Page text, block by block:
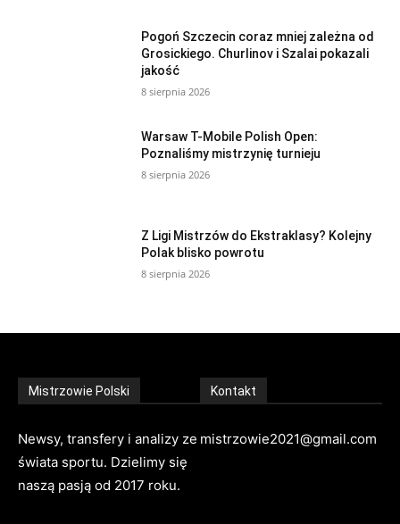
Pogoń Szczecin coraz mniej zależna od
Grosickiego. Churlinov i Szalai pokazali
jakość
8 sierpnia 2026
Warsaw T-Mobile Polish Open:
Poznaliśmy mistrzynię turnieju
8 sierpnia 2026
Z Ligi Mistrzów do Ekstraklasy? Kolejny
Polak blisko powrotu
8 sierpnia 2026
Mistrzowie Polski
Newsy, transfery i analizy ze
świata sportu. Dzielimy się
naszą pasją od 2017 roku.
Kontakt
mistrzowie2021@gmail.com